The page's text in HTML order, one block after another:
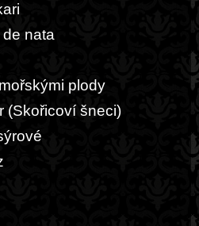
nata
plody
(Skořicoví šneci)